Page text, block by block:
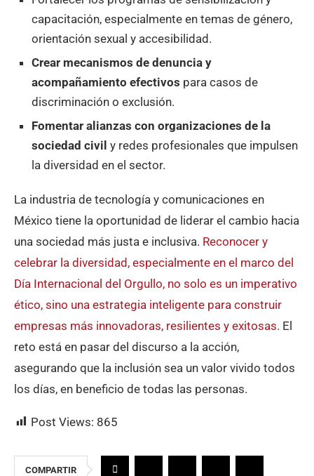
capacitación, especialmente en temas de género,
orientación sexual y accesibilidad.
Crear mecanismos de denuncia y
acompañamiento efectivos para casos de
discriminación o exclusión.
Fomentar alianzas con organizaciones de la
sociedad civil y redes profesionales que impulsen
la diversidad en el sector.
La industria de tecnología y comunicaciones en
México tiene la oportunidad de liderar el cambio hacia
una sociedad más justa e inclusiva. Reconocer y
celebrar la diversidad, especialmente en el marco del
Día Internacional del Orgullo, no solo es un imperativo
ético, sino una estrategia inteligente para construir
empresas más innovadoras, resilientes y exitosas. El
reto está en pasar del discurso a la acción,
asegurando que la inclusión sea un valor vivido todos
los días, en beneficio de todas las personas.
Post Views: 865
COMPARTIR